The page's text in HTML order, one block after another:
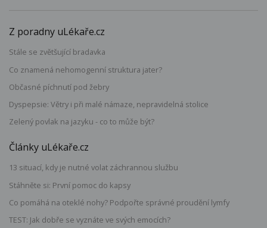
Z poradny uLékaře.cz
Stále se zvětšující bradavka
Co znamená nehomogenní struktura jater?
Občasné píchnutí pod žebry
Dyspepsie: Větry i při malé námaze, nepravidelná stolice
Zelený povlak na jazyku - co to může být?
Články uLékaře.cz
13 situací, kdy je nutné volat záchrannou službu
Stáhněte si: První pomoc do kapsy
Co pomáhá na oteklé nohy? Podpořte správné proudění lymfy
TEST: Jak dobře se vyznáte ve svých emocích?